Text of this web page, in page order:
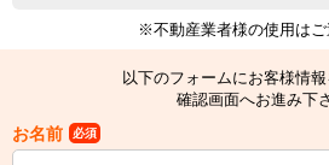
※不動産業者様の使用は
以下のフォームにお客様情報
確認画面へお進み下
お名前 必須